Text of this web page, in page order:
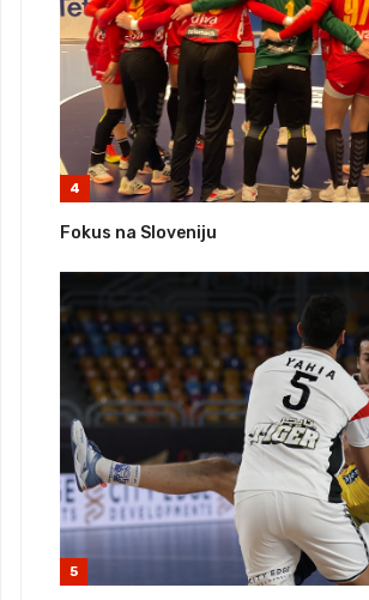
4
Fokus na Sloveniju
5